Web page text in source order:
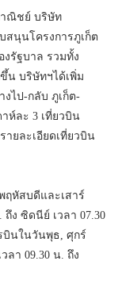
าณิชย์ บริษัท
สนุนโครงการภูเก็ต
รัฐบาล รวมทั้ง
น บริษัทฯได้เพิ่ม
งไป-กลับ ภูเก็ต-
ห์ละ 3 เที่ยวบิน
ายละเอียดเที่ยวบิน
ฤหัสบดีและเสาร์
ถึง ซิดนีย์ เวลา 07.30
บินในวันพุธ, ศุกร์
ลา 09.30 น. ถึง